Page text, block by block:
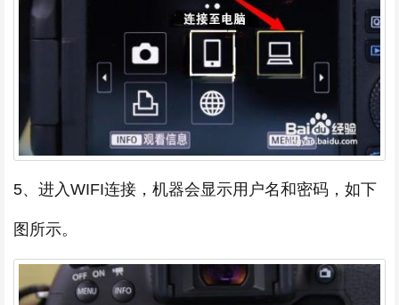
5、进入WIFI连接，机器会显示用户名和密码，如下
图所示。